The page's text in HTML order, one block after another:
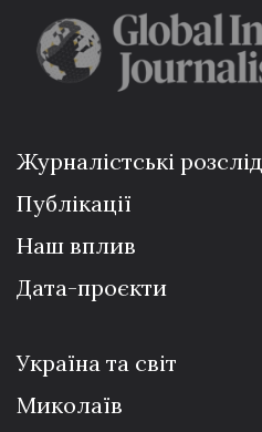
Журналістські
Публікації
Наш вплив
Дата-проєкти
Україна та світ
Миколаїв